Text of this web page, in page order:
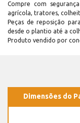
Compre com
agrícola, tratores,
Peças de reposição
desde o plantio até a
Produto vendido por
Dimensões do